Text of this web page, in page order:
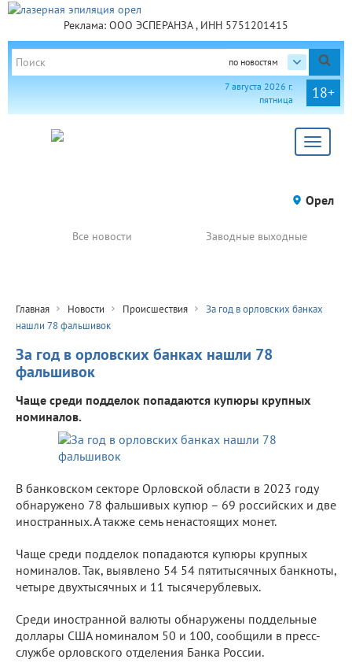
Реклама: ООО ЭСПЕРАНЗА , ИНН 5751201415
по новостям
18+
7 августа 2026 г.
пятница
Toggle
Орел
Все новости Заводные выходные
Главная Новости Происшествия
За год в орловских банках
нашли 78 фальшивок
За год в орловских банках нашли 78
фальшивок
Чаще среди подделок попадаются купюры крупных
номиналов.
В банковском секторе Орловской области в 2023 году
обнаружено 78 фальшивых купюр – 69 российских и две
иностранных. А также семь ненастоящих монет.
Чаще среди подделок попадаются купюры крупных
номиналов. Так, выявлено 54 54 пятитысячных банкноты,
четыре двухтысячных и 11 тысячерублевых.
Среди иностранной валюты обнаружены поддельные
доллары США номиналом 50 и 100, сообщили в пресс-
службе орловского отделения Банка России.